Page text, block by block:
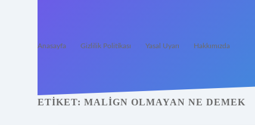
Anasayfa Gizlilik Politikası Yasal Uyarı Hakkımızda
ETIKET: MALIGN OLMAYAN NE DEMEK